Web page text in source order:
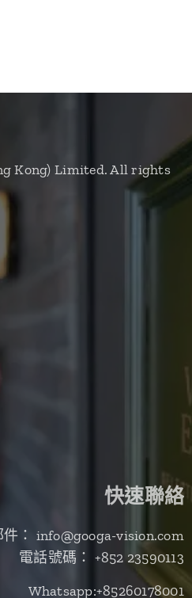
Kong) Limited. All rights
快速聯絡
件： info@googa-vision.com
電話號碼： +852 23590113
Whatsapp:+85260178001